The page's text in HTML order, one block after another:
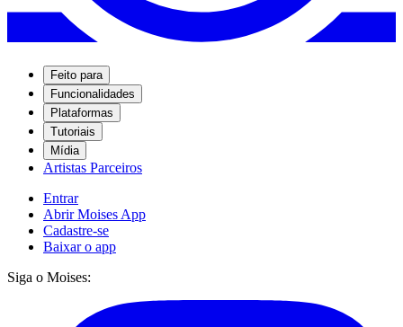
Feito para
Funcionalidades
Plataformas
Tutoriais
Mídia
Artistas Parceiros
Entrar
Abrir Moises App
Cadastre-se
Baixar o app
Siga o Moises: